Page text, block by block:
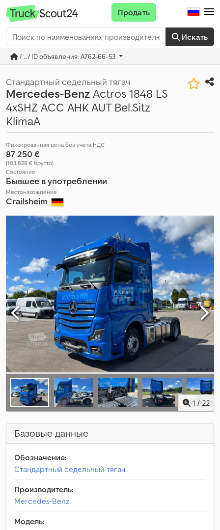
Искать
Продать
/ ... / ID объявления: A762-66-53
Стандартный седельный тягач
Mercedes-BenzActros 1848 LS
4xSHZ ACC AHK AUT Bel.Sitz
KlimaA
Фиксированная цена без учета НДС
87 250 €
(103 828 € брутто)
Состояние
Бывшее в употреблении
Местонахождение
Crailsheim
1 / 22
Базовые данные
Обозначение:
Стандартный седельный тягач
Производитель:
Mercedes-Benz
Модель: